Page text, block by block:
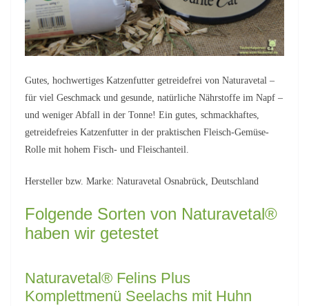
Gutes, hochwertiges Katzenfutter getreidefrei von Naturavetal –
für viel Geschmack und gesunde, natürliche Nährstoffe im Napf –
und weniger Abfall in der Tonne! Ein gutes, schmackhaftes,
getreidefreies Katzenfutter in der praktischen Fleisch-Gemüse-
Rolle mit hohem Fisch- und Fleischanteil.
Hersteller bzw. Marke: Naturavetal Osnabrück, Deutschland
Folgende Sorten von Naturavetal®
haben wir getestet
Naturavetal® Felins Plus
Komplettmenü Seelachs mit Huhn